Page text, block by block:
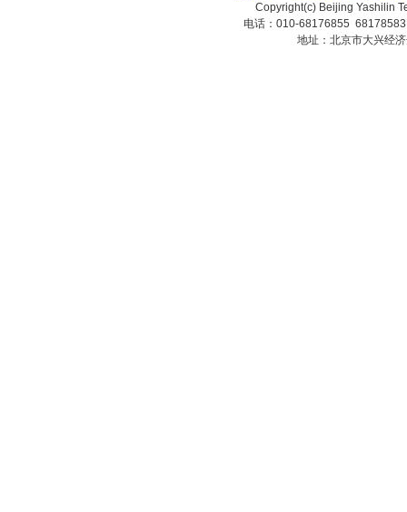
Copyright(c) Beijing Yashilin
电话：010-68176855
地址：北京市大兴经